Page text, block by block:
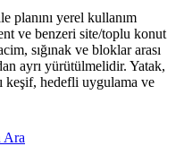
planını yerel kullanım
ve benzeri site/toplu konut
sığınak ve bloklar arası
ayrı yürütülmelidir. Yatak,
keşif, hedefli uygulama ve
Ara